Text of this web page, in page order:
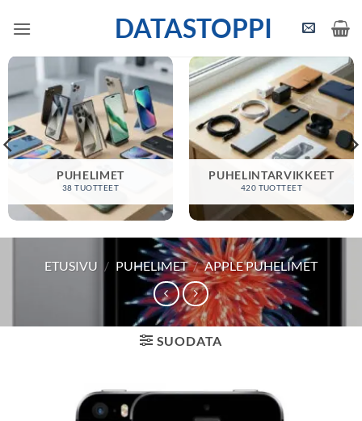
DATASTOPPI
PUHELIMET
38 TUOTTEET
PUHELINTARVIKKEET
420 TUOTTEET
ETUSIVU / PUHELIMET / APPLE PUHELIMET
SUODATA